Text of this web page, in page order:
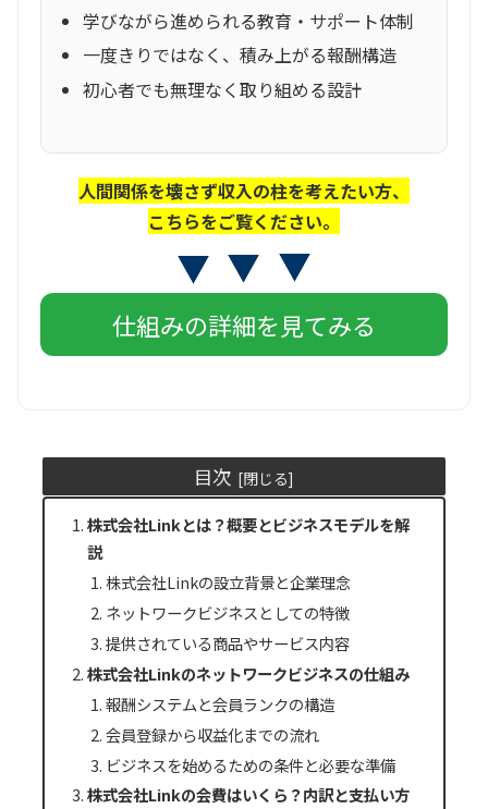
学びながら進められる教育・サポート体制
一度きりではなく、積み上がる報酬構造
初心者でも無理なく取り組める設計
人間関係を壊さず収入の柱を考えたい方、
こちらをご覧ください。
仕組みの詳細を見てみる
目次
株式会社Linkとは？概要とビジネスモデルを解
説
株式会社Linkの設立背景と企業理念
ネットワークビジネスとしての特徴
提供されている商品やサービス内容
株式会社Linkのネットワークビジネスの仕組み
報酬システムと会員ランクの構造
会員登録から収益化までの流れ
ビジネスを始めるための条件と必要な準備
株式会社Linkの会費はいくら？内訳と支払い方